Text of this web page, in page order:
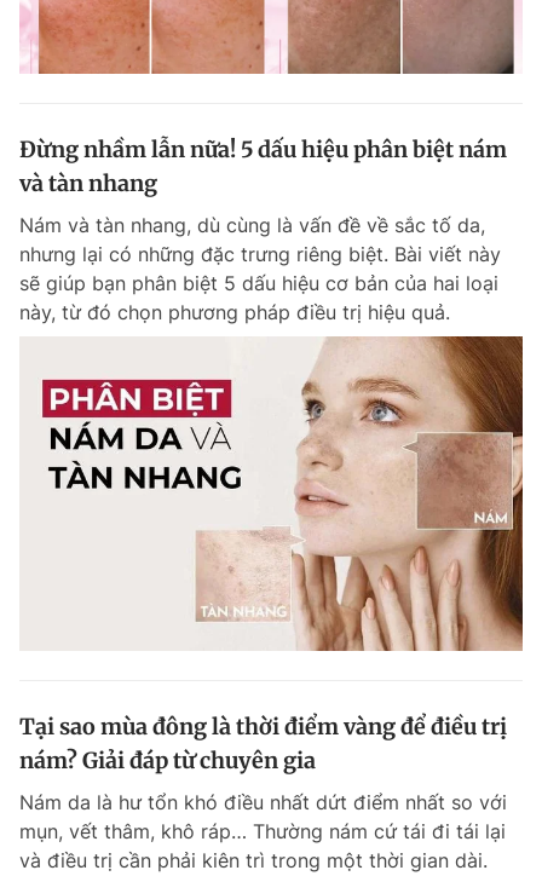
Đừng nhầm lẫn nữa! 5 dấu hiệu phân biệt nám
và tàn nhang
Nám và tàn nhang, dù cùng là vấn đề về sắc tố da,
nhưng lại có những đặc trưng riêng biệt. Bài viết này
sẽ giúp bạn phân biệt 5 dấu hiệu cơ bản của hai loại
này, từ đó chọn phương pháp điều trị hiệu quả.
Tại sao mùa đông là thời điểm vàng để điều trị
nám? Giải đáp từ chuyên gia
Nám da là hư tổn khó điều nhất dứt điểm nhất so với
mụn, vết thâm, khô ráp… Thường nám cứ tái đi tái lại
và điều trị cần phải kiên trì trong một thời gian dài.